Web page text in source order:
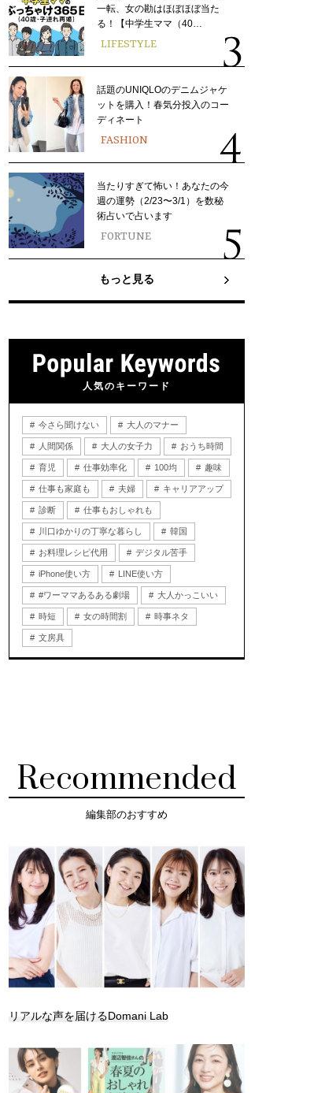
一転、女の勘はほぼほぼ当た
る！【中学生ママ（40…
LIFESTYLE
話題のUNIQLOのデニムジャケ
ットを購入！春気分投入のコー
ディネート
FASHION
当たりすぎて怖い！あなたの今
週の運勢（2/23〜3/1）を数秘
術占いで占います
FORTUNE
もっと見る
人気のキーワード
今さら聞けない 大人のマナー
人間関係 大人の女子力 おうち時間
育児 仕事効率化 100均 趣味
仕事も家庭も 夫婦 キャリアアップ
診断 仕事もおしゃれも
川口ゆかりの丁寧な暮らし 韓国
お料理レシピ代用 デジタル苦手
iPhone使い方 LINE使い方
#ワーママあるある劇場 大人かっこいい
時短 女の時間割 時事ネタ
文房具
Recommended
編集部のおすすめ
リアルな声を届けるDomani Lab